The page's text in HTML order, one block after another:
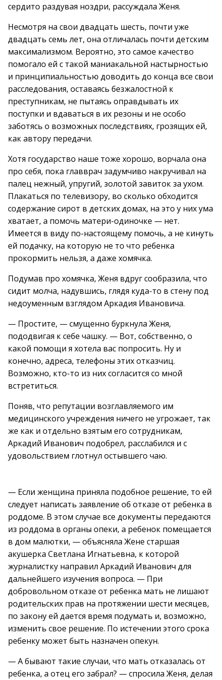
сердито раздувая ноздри, рассуждала Женя.
Несмотря на свои двадцать шесть, почти уже
двадцать семь лет, она отличалась почти детским
максимализмом. Вероятно, это самое качество
помогало ей с такой маниакальной настырностью
и принципиальностью доводить до конца все свои
расследования, оставаясь безжалостной к
преступникам, не пытаясь оправдывать их
поступки и вдаваться в их резоны и не особо
заботясь о возможных последствиях, грозящих ей,
как автору передачи.
Хотя государство наше тоже хорошо, ворчала она
про себя, пока главврач задумчиво накручивал на
палец нежный, упругий, золотой завиток за ухом.
Плакаться по телевизору, во сколько обходится
содержание сирот в детских домах, на это у них ума
хватает, а помочь матери-одиночке — нет.
Имеется в виду по-настоящему помочь, а не кинуть
ей подачку, на которую не то что ребенка
прокормить нельзя, а даже хомячка.
Подумав про хомячка, Женя вдруг сообразила, что
сидит молча, надувшись, глядя куда-то в стену под
недоуменным взглядом Аркадия Ивановича.
— Простите, — смущенно буркнула Женя,
пододвигая к себе чашку. — Вот, собственно, о
какой помощи я хотела вас попросить. Ну и
конечно, адреса, телефоны этих отказчиц.
Возможно, кто-то из них согласится со мной
встретиться.
Поняв, что репутации возглавляемого им
медицинского учреждения ничего не угрожает, так
же как и отдельно взятым его сотрудникам,
Аркадий Иванович подобрел, расслабился и с
удовольствием глотнул остывшего чаю.
— Если женщина приняла подобное решение, то ей
следует написать заявление об отказе от ребенка в
роддоме. В этом случае все документы передаются
из роддома в органы опеки, а ребенок помещается
в дом малютки, — объясняла Жене старшая
акушерка Светлана Игнатьевна, к которой
журналистку направил Аркадий Иванович для
дальнейшего изучения вопроса. — При
добровольном отказе от ребенка мать не лишают
родительских прав на протяжении шести месяцев,
по закону ей дается время подумать и, возможно,
изменить свое решение. По истечении этого срока
ребенку может быть назначен опекун.
— А бывают такие случаи, что мать отказалась от
ребенка, а отец его забрал? — спросила Женя, делая